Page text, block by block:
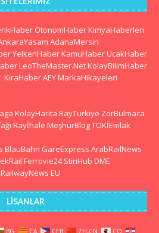
OtonomHaber KimyaHaberleri
AdanaMersin
YelkenHaber KamuHaber UcakHaber
LeoTheMaster.Net KolayBilimHaber
KiraHaberAEY MarkaHikayeleri
KolayHarita RayTurkiye ZorBulmaca
Rayİhale MeşhurBlogTOKİEmlak
BlauBahn GareExpress ArabRailNews
Ferrovie24 StiriHub DME
RailwayNews EU
LISANLAR
BG CA CEB ZH-CN
CO